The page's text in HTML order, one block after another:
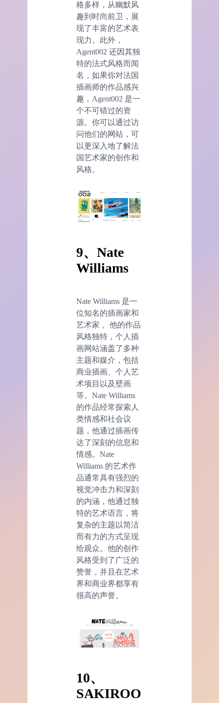
格多样，从幽默风
趣到时尚前卫，展
现了丰富的艺术表
现力。此外，
Agent002 还因其独
特的法式风格而闻
名，如果你对法国
插画师的作品感兴
趣，Agent002 是一
个不可错过的资
源。你可以通过访
问他们的网站，可
以更深入地了解法
国艺术家的创作和
风格。
9、Nate
Williams
Nate Williams 是一
位知名的插画家和
艺术家 。他的作品
风格独特，个人插
画网站涵盖了多种
主题和媒介，包括
商业插画、个人艺
术项目以及壁画
等。Nate Williams
的作品经常探索人
类情感和社会议
题，他通过插画传
达了深刻的信息和
情感。Nate
Williams 的艺术作
品通常具有强烈的
视觉冲击力和深刻
的内涵，他通过独
特的艺术语言，将
复杂的主题以简洁
而有力的方式呈现
给观众。他的创作
风格受到了广泛的
赞誉，并且在艺术
界和商业界都享有
很高的声誉。
10、
SAKIROO